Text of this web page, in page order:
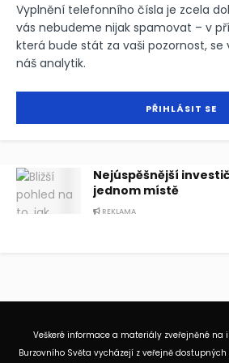
Vyplnění telefonního čísla je zcela
vás nebudeme nijak spamovat – v
která bude stát za vaši pozornost,
náš analytik.
Nejúspěšnější
jednom místě
REKLAMA
Veškeré informace a materiály zveřejněné
Burzovního Světa vycházejí z veřejně